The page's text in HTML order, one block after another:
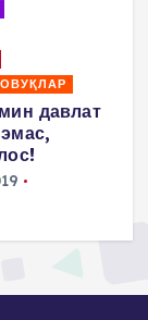
и спонсоры